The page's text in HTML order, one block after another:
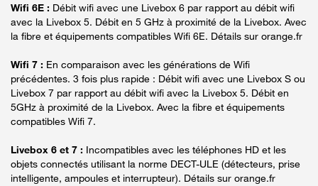
Wifi 6E : Débit wifi avec une Livebox 6 par rapport au débit wifi
avec la Livebox 5. Débit en 5 GHz à proximité de la Livebox. Avec
la fibre et équipements compatibles Wifi 6E. Détails sur orange.fr
Wifi 7 : En comparaison avec les générations de Wifi
précédentes. 3 fois plus rapide : Débit wifi avec une Livebox S ou
Livebox 7 par rapport au débit wifi avec la Livebox 5. Débit en
5GHz à proximité de la Livebox. Avec la fibre et équipements
compatibles Wifi 7.
Livebox 6 et 7 : Incompatibles avec les téléphones HD et les
objets connectés utilisant la norme DECT-ULE (détecteurs, prise
intelligente, ampoules et interrupteur). Détails sur orange.fr